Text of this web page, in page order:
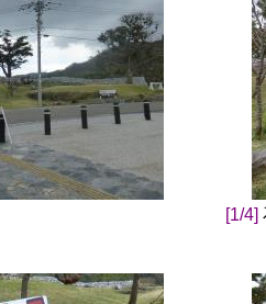
[1/4]